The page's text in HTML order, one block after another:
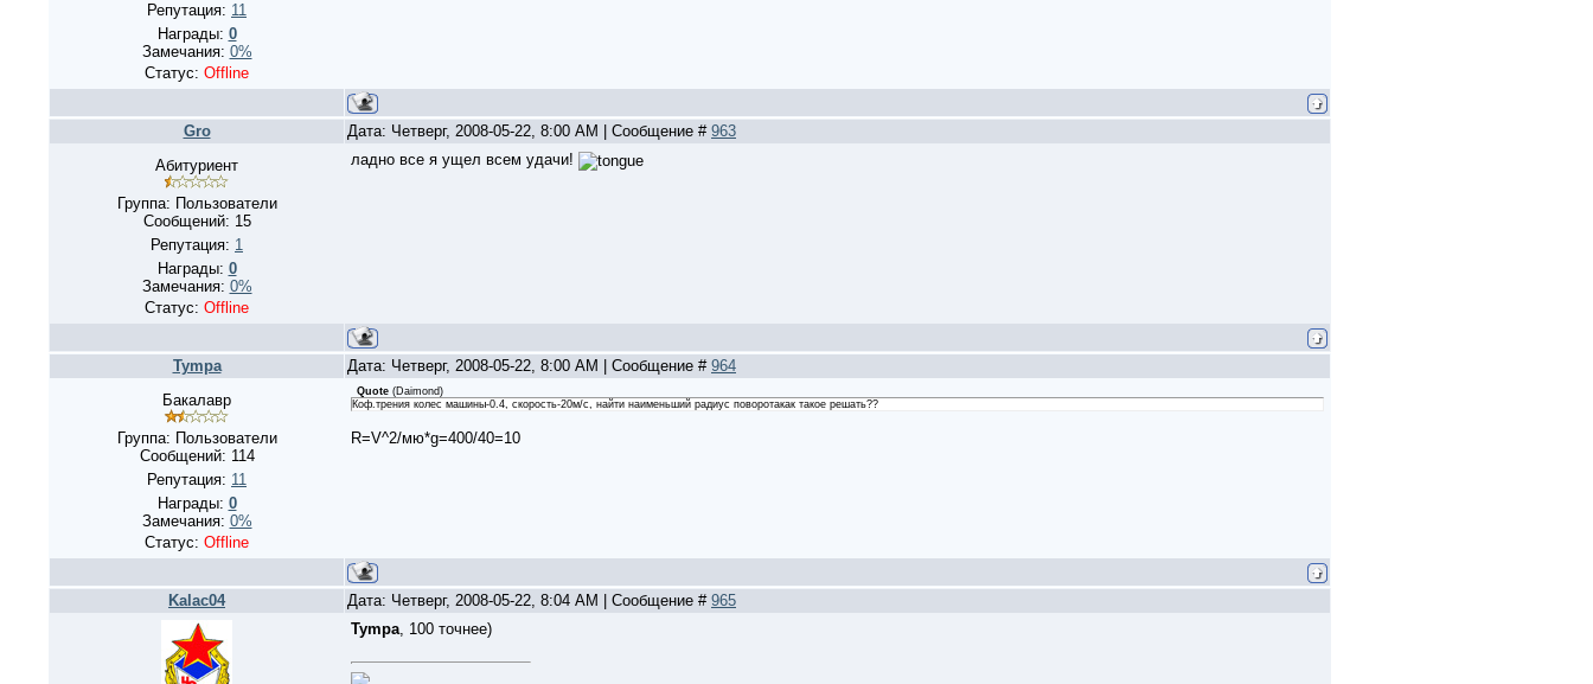
Репутация: 11
Награды: 0
Замечания: 0%
Статус: Offline
Gro Дата: Четверг, 2008-05-22, 8:00 AM | Сообщение # 963
Абитуриент
Группа: Пользователи
Сообщений: 15
Репутация: 1
Награды: 0
Замечания: 0%
Статус: Offline
ладно все я ущел всем удачи!
Tympa Дата: Четверг, 2008-05-22, 8:00 AM | Сообщение # 964
Бакалавр
Группа: Пользователи
Сообщений: 114
Репутация: 11
Награды: 0
Замечания: 0%
Статус: Offline
Quote (Daimond)
Коф.трения колес машины-0.4, скорость-20м/с, найти наименьший радиус поворотакак такое решать??
R=V^2/мю*g=400/40=10
Kalac04 Дата: Четверг, 2008-05-22, 8:04 AM | Сообщение # 965
Tympa, 100 точнее)